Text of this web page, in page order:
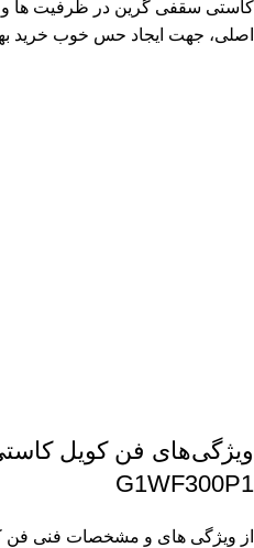
کاستی سقفی گرین در ظرفیت ها و
اصلی، جهت ایجاد حس خوب خرید
ویژگی‌های فن کویل
G1WF300P1
از ویژگی های و مشخصات فنی